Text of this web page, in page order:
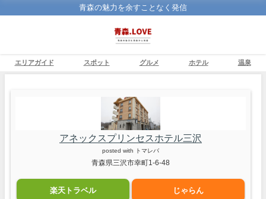
青森の魅力を余すことなく発信
エリアガイド スポット グルメ ホテル 温泉
アネックスプリンセスホテル三沢
posted with トマレバ
青森県三沢市幸町1-6-48
楽天トラベル じゃらん